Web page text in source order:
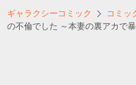
ギャラクシーコミック コミッ
の不倫でした ～本妻の裏アカで